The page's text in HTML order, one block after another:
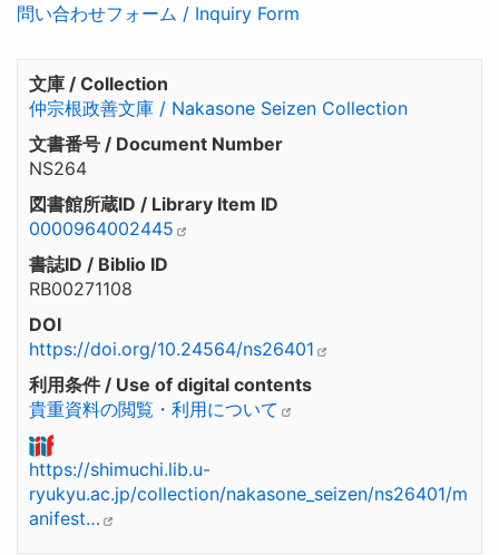
問い合わせフォーム / Inquiry Form
文庫 / Collection
仲宗根政善文庫 / Nakasone Seizen Collection
文書番号 / Document Number
NS264
図書館所蔵ID / Library Item ID
0000964002445
書誌ID / Biblio ID
RB00271108
DOI
https://doi.org/10.24564/ns26401
利用条件 / Use of digital contents
貴重資料の閲覧・利用について
https://shimuchi.lib.u-
ryukyu.ac.jp/collection/nakasone_seizen/ns26401/m
anifest…